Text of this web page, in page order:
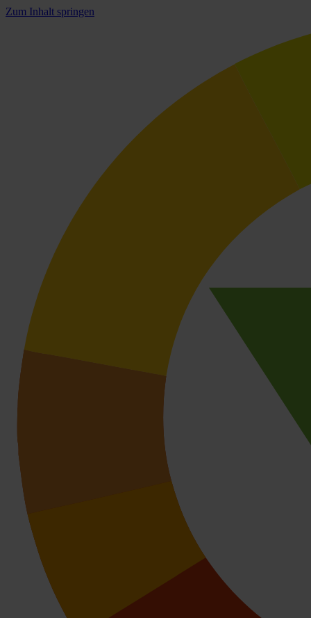
Zum Inhalt springen